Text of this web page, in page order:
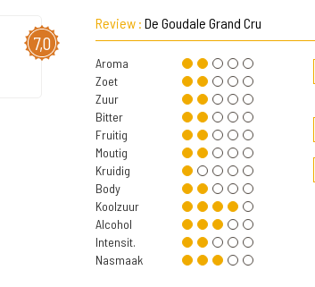
7,0
Review : De Goudale Grand Cru
Aroma
Zoet
Zuur
Bitter
Fruitig
Moutig
Kruidig
Body
Koolzuur
Alcohol
Intensit.
Nasmaak